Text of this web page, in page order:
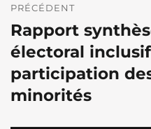
de
l’article
PRÉCÉDENT
Publication
précédente :
Rapport
électoral
participation
minorités